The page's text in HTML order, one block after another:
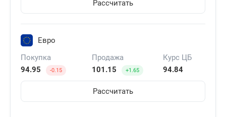
Рассчитать
Евро
Покупка
Продажа
Курс ЦБ
94.95
-0.15 101.15 +1.65 94.84
Рассчитать